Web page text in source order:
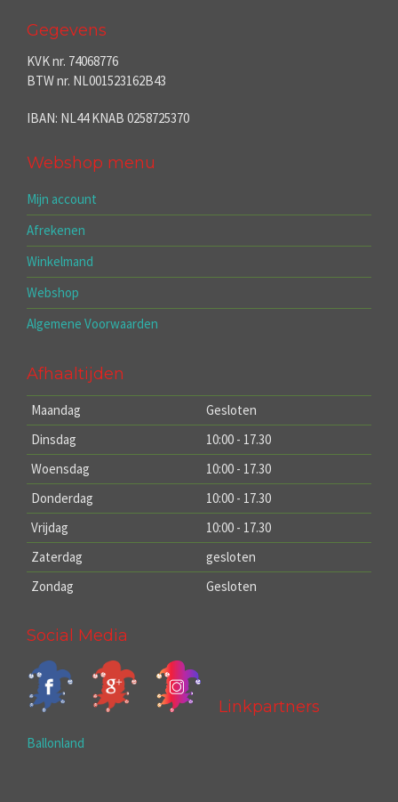
Gegevens
KVK nr. 74068776
BTW nr. NL001523162B43
IBAN: NL44 KNAB 0258725370
Webshop menu
Mijn account
Afrekenen
Winkelmand
Webshop
Algemene Voorwaarden
Afhaaltijden
Maandag
Gesloten
Dinsdag
10:00 - 17.30
Woensdag
10:00 - 17.30
Donderdag
10:00 - 17.30
Vrijdag
10:00 - 17.30
Zaterdag
gesloten
Zondag
Gesloten
Social Media
Linkpartners
Ballonland